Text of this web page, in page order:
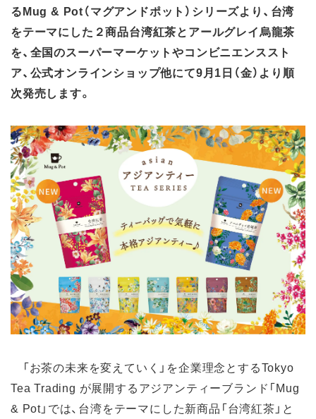
るMug & Pot（マグアンドポット）シリーズより、台湾
をテーマにした２商品台湾紅茶とアールグレイ烏龍茶
を、全国のスーパーマーケットやコンビニエンススト
ア、公式オンラインショップ他にて9月1日（金）より順
次発売します。
「お茶の未来を変えていく」を企業理念とするTokyo
Tea Trading が展開するアジアンティーブランド「Mug
& Pot」では、台湾をテーマにした新商品「台湾紅茶」と